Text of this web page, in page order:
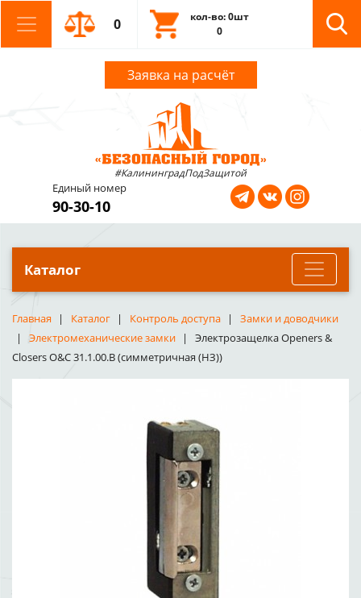
0
кол-во: 0шт
0
Заявка на расчёт
#КалининградПодЗащитой
Единый номер
90-30-10
Каталог
Главная Каталог Контроль доступа
Замки и доводчики
Электромеханические замки
Электрозащелка Openers &
Closers O&C 31.1.00.B (симметричная (НЗ))